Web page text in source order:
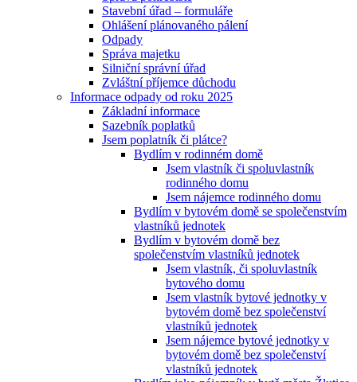
Stavební úřad – formuláře
Ohlášení plánovaného pálení
Odpady
Správa majetku
Silniční správní úřad
Zvláštní příjemce důchodu
Informace odpady od roku 2025
Základní informace
Sazebník poplatků
Jsem poplatník či plátce?
Bydlím v rodinném domě
Jsem vlastník či spoluvlastník
rodinného domu
Jsem nájemce rodinného domu
Bydlím v bytovém domě se společenstvím
vlastníků jednotek
Bydlím v bytovém domě bez
společenstvím vlastníků jednotek
Jsem vlastník, či spoluvlastník
bytového domu
Jsem vlastník bytové jednotky v
bytovém domě bez společenství
vlastníků jednotek
Jsem nájemce bytové jednotky v
bytovém domě bez společenství
vlastníků jednotek